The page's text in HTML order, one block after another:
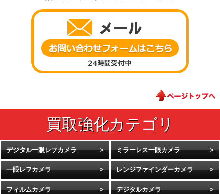
デジタル一眼レフカメラ ミラーレス一眼カメラ
一眼レフカメラ レンジファインダーカメラ
フィルムカメラ デジタルカメラ